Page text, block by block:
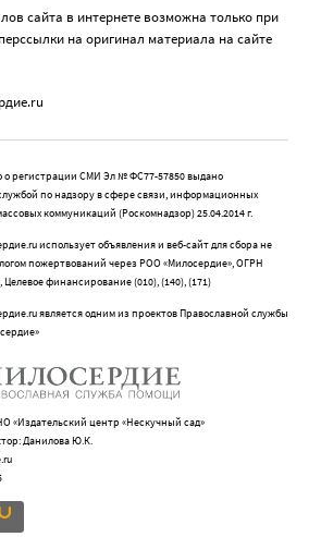
сайта в интернете возможна только при
на оригинал материала на сайте
о регистрации СМИ Эл № ФС77-57850 выдано
по надзору в сфере связи, информационных
коммуникаций (Роскомнадзор) 25.04.2014 г.
использует объявления и веб-сайт для сбора не
пожертвований через РОО «Милосердие», ОГРН
Целевое финансирование (010), (140), (171)
является одним из проектов Православной службы
«Издательский центр «Нескучный сад»
Данилова Ю.К.